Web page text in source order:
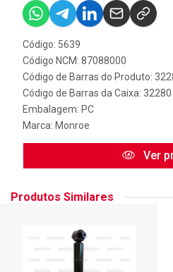
Código: 5639
Código NCM: 87088000
Código de Barras do Produto:
Código de Barras da Caixa: 32280
Embalagem: PC
Marca: Monroe
Ver
Produtos Similares